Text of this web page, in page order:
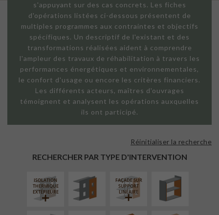
s'appuyant sur des cas concrets. Les fiches
d'opérations listées ci-dessous présentent de
multiples programmes aux contraintes et objectifs
spécifiques. Un descriptif de l'existant et des
transformations réalisées aident à comprendre
l'ampleur des travaux de réhabilitation à travers les
performances énergétiques et environnementales,
le confort d'usage ou encore les critères financiers.
Les différents acteurs, maîtres d'ouvrages
témoignent et analysent les opérations auxquelles
ils ont participé.
RECHERCHER PAR TYPE D'INTERVENTION
Réinitialiser la recherche
ISOLATION
THERMIQUE
EXTÉRIEURE
FAÇADE SUR
SUPPORT
LINÉAIRE
ISOLATION
INTÉRIEURE
FERMETURE
LOGGIAS
RÉFECTION DES
TOITURES